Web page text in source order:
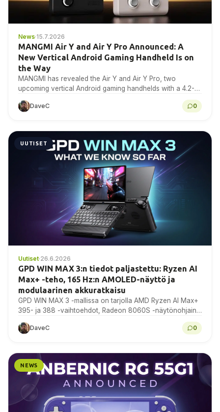
News·15.7.2026
MANGMI Air Y and Air Y Pro Announced: A
New Vertical Android Gaming Handheld Is on
the Way
MANGMI has revealed the Air Y and Air Y Pro, two
upcoming vertical Android gaming handhelds with a 4.2-
DaveC 0
UUTISET
Uutiset·26.6.2026
GPD WIN MAX 3:n tiedot paljastettu: Ryzen AI
Max+ -teho, 165 Hz:n AMOLED-näyttö ja
modulaarinen akkuratkaisu
GPD WIN MAX 3 -mallissa on tarjolla AMD Ryzen AI Max+
395- ja 388 -vaihtoehdot, Radeon 8060S -näytönohjain,
9,06 tuuman 165 Hz:n AMOLED-näyttö, modulaarinen...
DaveC 0
NEWS